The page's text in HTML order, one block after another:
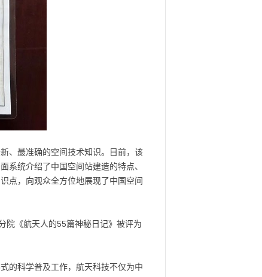
、最准确的空间技术知识。目前，该
系统介绍了中国空间站建造的特点、
点，向观众全方位地展现了中国空间
院《航天人的55篇神秘日记》被评为
的科学普及工作，航天科技不仅为中